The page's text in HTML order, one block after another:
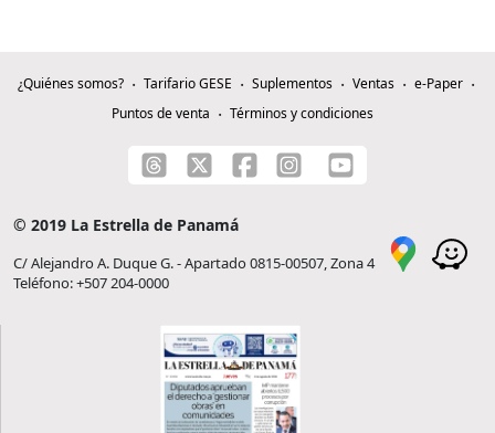
¿Quiénes somos? Tarifario GESE Suplementos Ventas
e-Paper
Puntos de venta
Términos y condiciones
© 2019 La Estrella de Panamá
C/ Alejandro A. Duque G. - Apartado 0815-00507, Zona 4
Teléfono: +507 204-0000